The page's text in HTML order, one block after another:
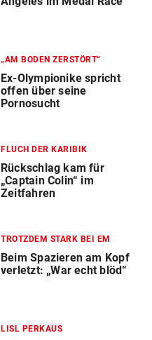
„AM BODEN ZERSTÖRT“
Ex-Olympionike spricht
offen über seine
Pornosucht
FLUCH DER KARIBIK
Rückschlag kam für
„Captain Colin“ im
Zeitfahren
TROTZDEM STARK BEI EM
Beim Spazieren am Kopf
verletzt: „War echt blöd“
LISL PERKAUS